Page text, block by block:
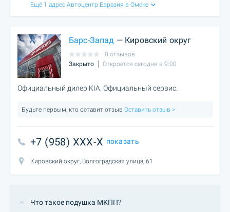
Ещё 1 адрес Автоцентр Евразия в Омске
Барс-Запад — Кировский округ
0 отзывов
Закрыто
Откроется сегодня в 9:00
Официальный дилер KIA. Официальный сервис.
Будьте первым, кто оставит отзыв Оставить отзыв >
+7 (958) XXX-X показать
Кировский округ, Волгоградская улица, 61
Что такое подушка МКПП?